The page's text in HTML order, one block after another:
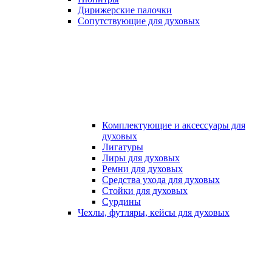
Дирижерские палочки
Сопутствующие для духовых
Комплектующие и аксессуары для
духовых
Лигатуры
Лиры для духовых
Ремни для духовых
Средства ухода для духовых
Стойки для духовых
Сурдины
Чехлы, футляры, кейсы для духовых